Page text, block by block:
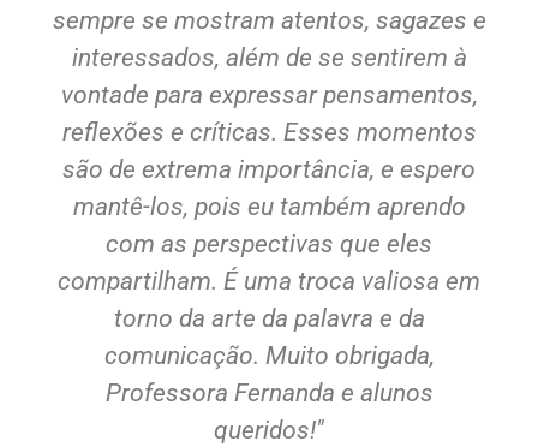
sempre se mostram atentos, sagazes e
interessados, além de se sentirem à
vontade para expressar pensamentos,
reflexões e críticas. Esses momentos
são de extrema importância, e espero
mantê-los, pois eu também aprendo
com as perspectivas que eles
compartilham. É uma troca valiosa em
torno da arte da palavra e da
comunicação. Muito obrigada,
Professora Fernanda e alunos
queridos!"